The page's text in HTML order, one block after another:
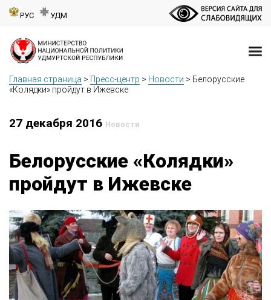
РУС УДМ
Главная страница > Пресс-центр > Новости > Белорусские
«Колядки» пройдут в Ижевске
27 декабря 2016 Новости
Белорусские «Колядки»
пройдут в Ижевске